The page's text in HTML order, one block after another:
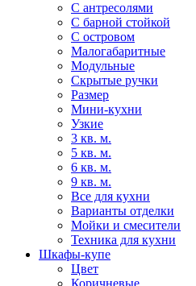
С антресолями
С барной стойкой
С островом
Малогабаритные
Модульные
Скрытые ручки
Размер
Мини-кухни
Узкие
3 кв. м.
5 кв. м.
6 кв. м.
9 кв. м.
Все для кухни
Варианты отделки
Мойки и смесители
Техника для кухни
Шкафы-купе
Цвет
Коричневые